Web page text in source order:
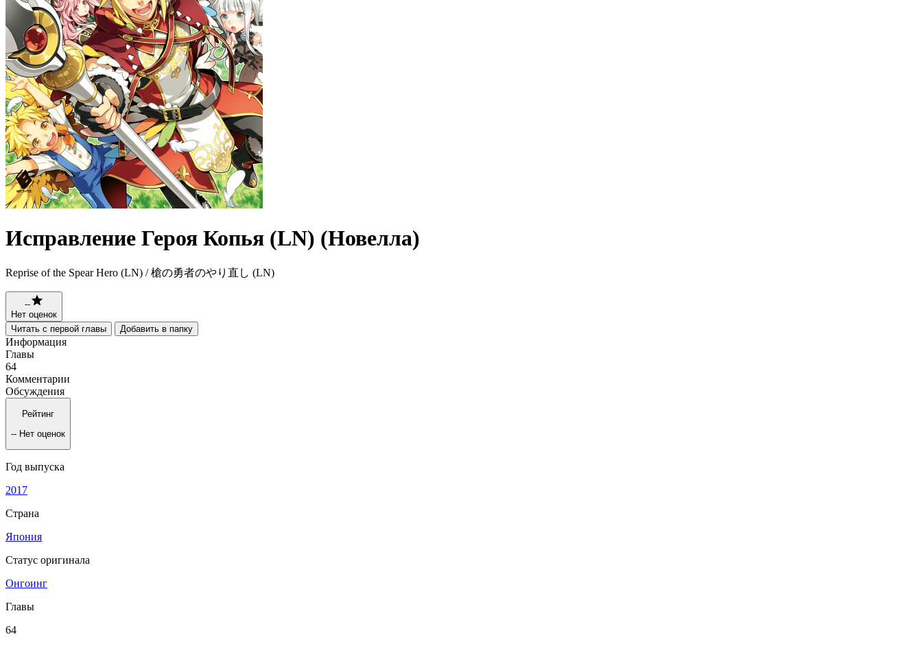
Исправление Героя Копья (LN) (Новелла)
Reprise of the Spear Hero (LN) / 槍の勇者のやり直し (LN)
--
Нет оценок
Читать с первой главы
Добавить в папку
Информация
Главы
64
Комментарии
Обсуждения
Рейтинг
-- Нет оценок
Год выпуска
2017
Страна
Япония
Статус оригинала
Онгоинг
Главы
64